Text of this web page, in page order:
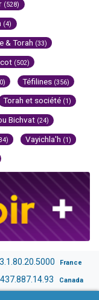
(528)
(4)
& Torah (33)
(502)
Téfilines (356)
Torah et société (1)
Bichvat (24)
Vayichla'h (1)
France
Canada